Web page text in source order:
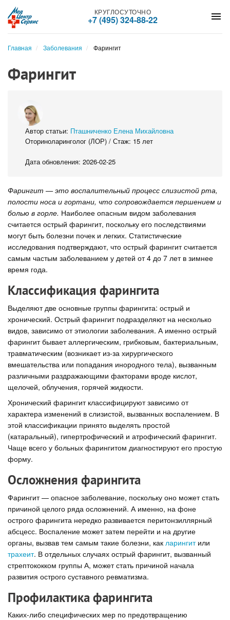
menu
КРУГЛОСУТОЧНО
+7 (495) 324-88-22
Главная Заболевания Фарингит
Фарингит
Автор статьи: Пташниченко Елена Михайловна
Оториноларинголог (ЛОР) / Стаж: 15 лет
Дата обновления: 2026-02-25
Фарингит — это воспалительный процесс слизистой рта,
полости носа и гортани, что сопровождается першением и
болью в горле. Наиболее опасным видом заболевания
считается острый фарингит, поскольку его последствиями
могут быть болезни почек и легких. Статистические
исследования подтверждают, что острый фарингит считается
самым частым заболеванием у детей от 4 до 7 лет в зимнее
время года.
Классификация фарингита
Выделяют две основные группы фарингита: острый и
хронический. Острый фарингит подразделяют на несколько
видов, зависимо от этиологии заболевания. А именно острый
фарингит бывает аллергическим, грибковым, бактериальным,
травматическим (возникает из-за хирургического
вмешательства или попадания инородного тела), вызванным
различными раздражающими факторами вроде кислот,
щелочей, облучения, горячей жидкости.
Хронический фарингит классифицируют зависимо от
характера изменений в слизистой, вызванных воспалением. В
этой классификации принято выделять простой
(катаральный), гипертрофический и атрофический фарингит.
Чаще всего у больных фарингитом диагностируют его простую
форму.
Осложнения фарингита
Фарингит — опасное заболевание, поскольку оно может стать
причиной целого ряда осложнений. А именно, на фоне
острого фарингита нередко развивается перитонзиллярный
абсцесс. Воспаление может затем перейти и на другие
органы, вызвав тем самым такие болезни, как ларингитили
трахеит. В отдельных случаях острый фарингит, вызванный
стрептококком группы А, может стать причиной начала
развития острого суставного ревматизма.
Профилактика фарингита
Каких-либо специфических мер по предотвращению